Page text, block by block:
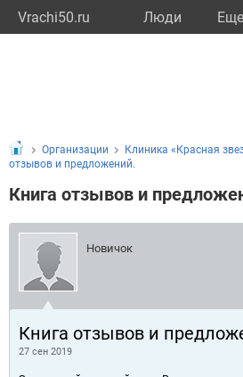
Vrachi50.ru Люди Eще
Организации Клиника «Красная
отзывов и предложений.
Книга отзывов и
Новичок
Книга отзывов и
27 сен 2019